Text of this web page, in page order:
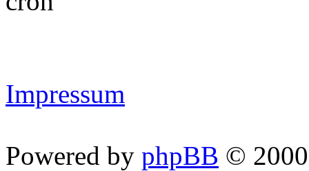
Impressum
Powered by phpBB ©